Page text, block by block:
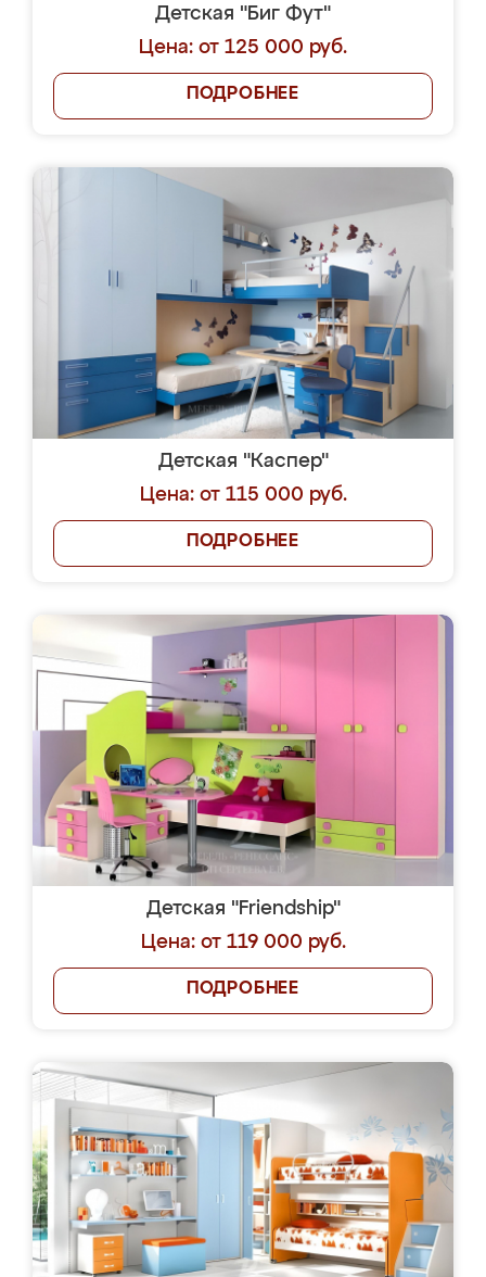
Детская "Биг Фут"
Цена: от 125 000 руб.
ПОДРОБНЕЕ
Детская "Каспер"
Цена: от 115 000 руб.
ПОДРОБНЕЕ
Детская "Friendship"
Цена: от 119 000 руб.
ПОДРОБНЕЕ